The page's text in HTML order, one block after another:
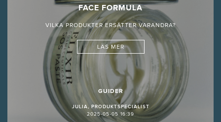
FACE FORMULA
VILKA PRODUKTER ERSÄTTER VARANDRA?
LÄS MER
GUIDER
JULIA, PRODUKTSPECIALIST
2025-05-05 16:39